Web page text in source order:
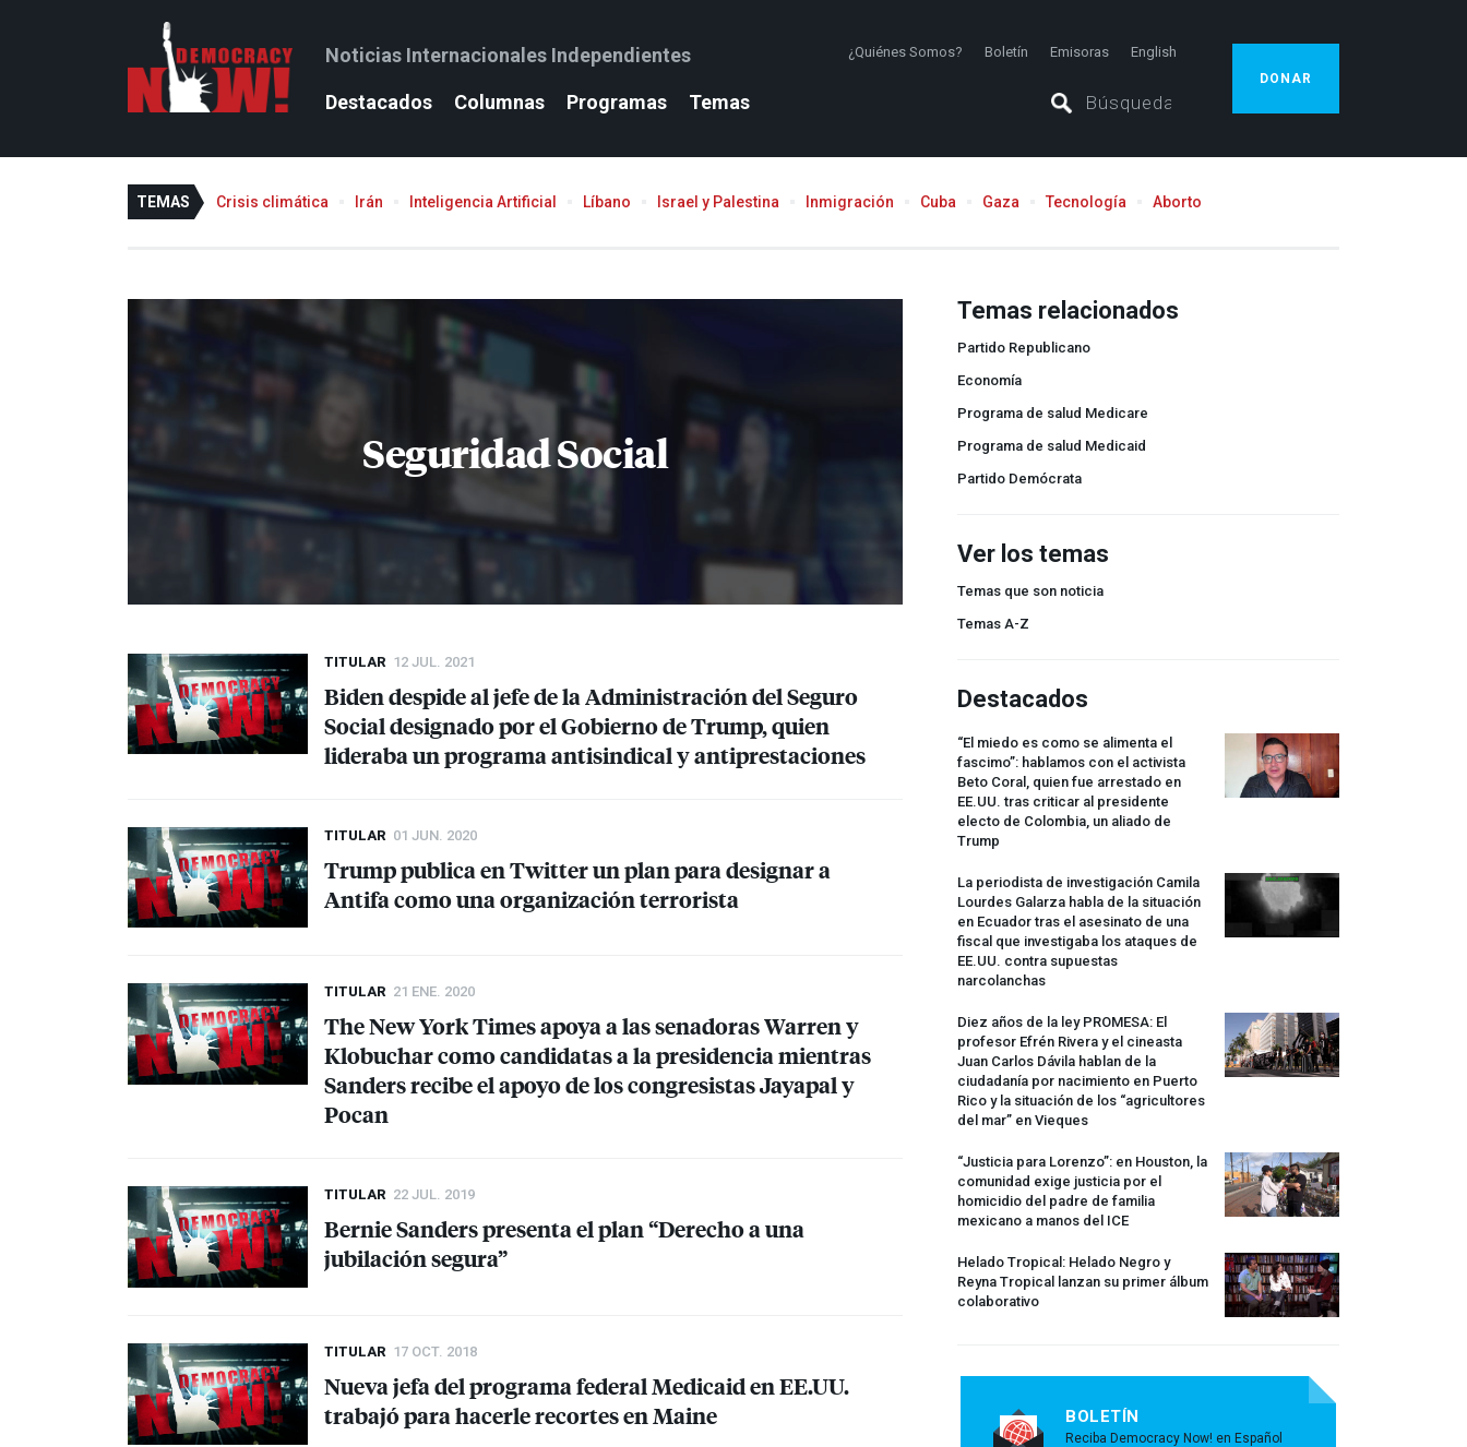
Noticias Internacionales Independientes ¿Quiénes Somos? Boletín Emisoras English
Destacados Columnas Programas Temas
DONAR
TEMAS Crisis climática Irán Inteligencia Artificial Líbano Israel y Palestina Inmigración Cuba Gaza Tecnología Aborto
Seguridad Social
TITULAR 12 JUL. 2021
Biden despide al jefe de la Administración del Seguro
Social designado por el Gobierno de Trump, quien
lideraba un programa antisindical y antiprestaciones
TITULAR 01 JUN. 2020
Trump publica en Twitter un plan para designar a
Antifa como una organización terrorista
TITULAR 21 ENE. 2020
The New York Times apoya a las senadoras Warren y
Klobuchar como candidatas a la presidencia mientras
Sanders recibe el apoyo de los congresistas Jayapal y
Pocan
TITULAR 22 JUL. 2019
Bernie Sanders presenta el plan “Derecho a una
jubilación segura”
TITULAR 17 OCT. 2018
Nueva jefa del programa federal Medicaid en EE.UU.
trabajó para hacerle recortes en Maine
Temas relacionados
Partido Republicano
Economía
Programa de salud Medicare
Programa de salud Medicaid
Partido Demócrata
Ver los temas
Temas que son noticia
Temas A-Z
Destacados
“El miedo es como se alimenta el
fascimo”: hablamos con el activista
Beto Coral, quien fue arrestado en
EE.UU. tras criticar al presidente
electo de Colombia, un aliado de
Trump
La periodista de investigación Camila
Lourdes Galarza habla de la situación
en Ecuador tras el asesinato de una
fiscal que investigaba los ataques de
EE.UU. contra supuestas
narcolanchas
Diez años de la ley PROMESA: El
profesor Efrén Rivera y el cineasta
Juan Carlos Dávila hablan de la
ciudadanía por nacimiento en Puerto
Rico y la situación de los “agricultores
del mar” en Vieques
“Justicia para Lorenzo”: en Houston, la
comunidad exige justicia por el
homicidio del padre de familia
mexicano a manos del ICE
Helado Tropical: Helado Negro y
Reyna Tropical lanzan su primer álbum
colaborativo
BOLETÍN
Reciba Democracy Now! en Español